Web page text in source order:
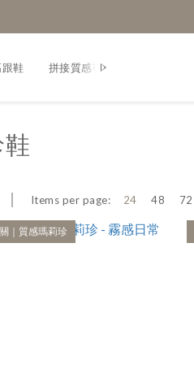
鞋 拼接質感鞋款
Items per page: 24 48 72
｜質感瑪莉珍